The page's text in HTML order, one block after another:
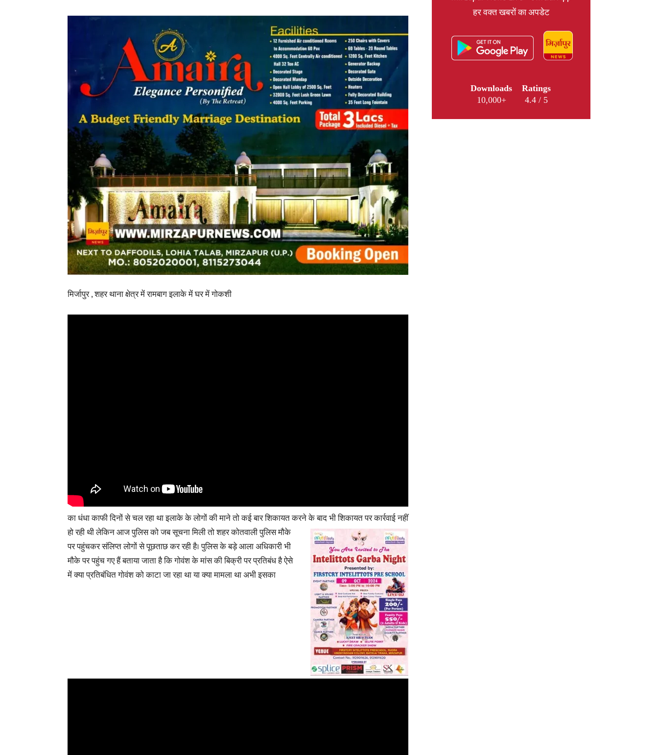
News,
Latest
News
in
Paper
मिर्जापुर , शहर थाना क्षेत्र में रामबाग इलाके में घर में गोकशी
का धंधा काफी दिनों से चल रहा था इलाके के लोगों की माने तो कई बार शिकायत करने के बाद भी शिकायत पर कार्रवाई नहीं
हो रही थी लेकिन आज पुलिस को जब सूचना मिली तो शहरकोतवाली पुलिस मौके
पर पहुंचकर संलिप्त लोगों से पूछताछ कर रही है। पुलिस के बड़े आला अधिकारी भी
मौके पर पहुंच गए हैं बताया जाता है कि गोवंश के मांस की बिक्री पर प्रतिबंध है ऐसे
में क्या प्रतिबंधित गोवंश को काटा जा रहा था या क्या मामला था अभी इसका
हर वक्त खबरों का अपडेट
Downloads
10,000+
Ratings
4.4 / 5